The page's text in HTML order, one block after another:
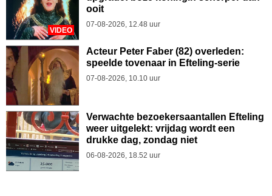
VIDEO
ooit
07-08-2026, 12.48 uur
Acteur Peter Faber (82) overleden:
speelde tovenaar in Efteling-serie
07-08-2026, 10.10 uur
Verwachte bezoekersaantallen Efteling
weer uitgelekt: vrijdag wordt een
drukke dag, zondag niet
06-08-2026, 18.52 uur